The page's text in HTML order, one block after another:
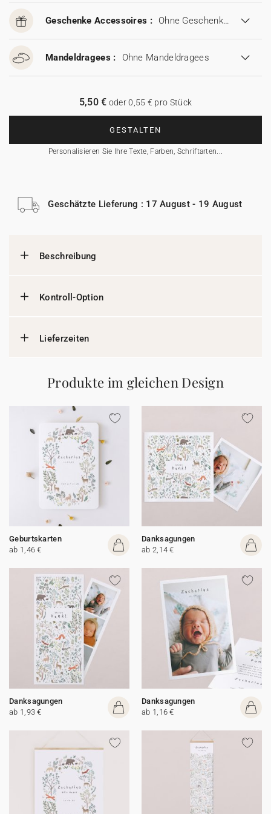
Geschenke Accessoires : Ohne Geschenke Accessoires
Mandeldragees : Ohne Mandeldragees
GESTALTEN
Personalisieren Sie Ihre Texte, Farben, Schriftarten...
5,50 € oder 0,55 € pro Stück
Geschätzte Lieferung : 17 August - 19 August
Beschreibung
Kontroll-Option
Lieferzeiten
Produkte im gleichen Design
Geburtskarten
ab 1,46 €
Danksagungen
ab 2,14 €
Danksagungen
ab 1,93 €
Danksagungen
ab 1,16 €